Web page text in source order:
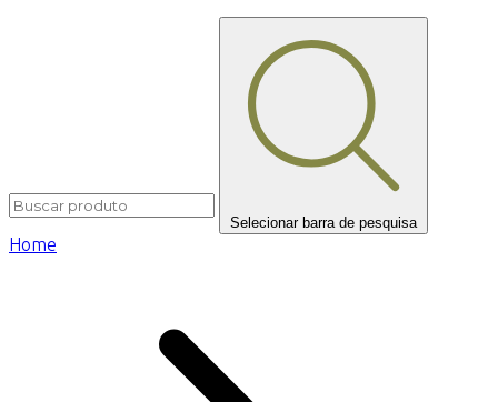
Selecionar barra de pesquisa
Home